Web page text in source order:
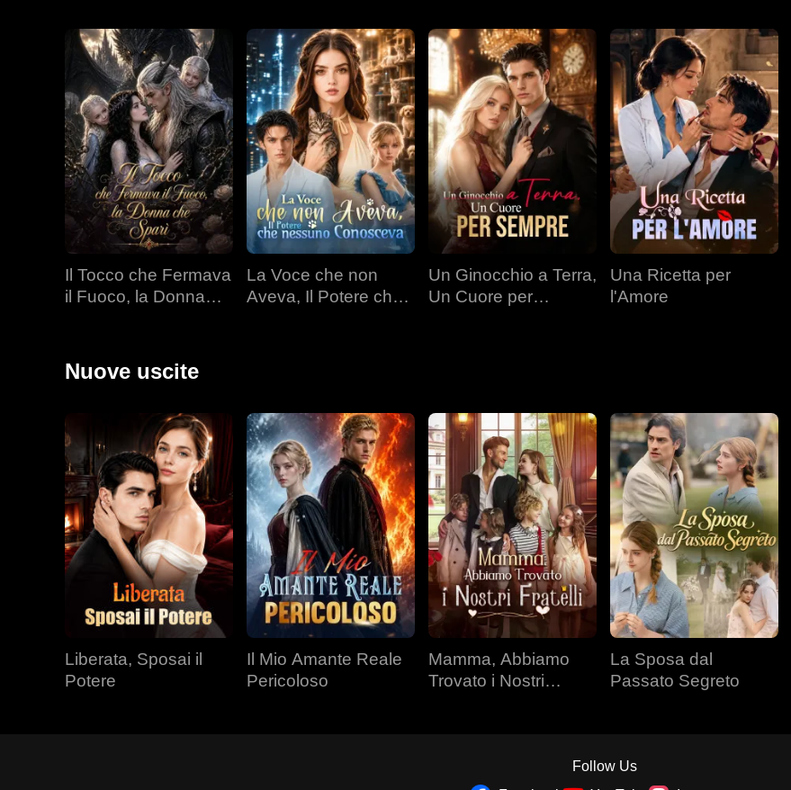
Il Tocco che Fermava
il Fuoco, la Donna
La Voce che non
Aveva, Il Potere che
Un Ginocchio a Terra,
Un Cuore per
Una Ricetta per
l'Amore
Nuove uscite
Liberata, Sposai il
Potere
Il Mio Amante Reale
Pericoloso
Mamma, Abbiamo
Trovato i Nostri
La Sposa dal
Passato Segreto
Follow Us